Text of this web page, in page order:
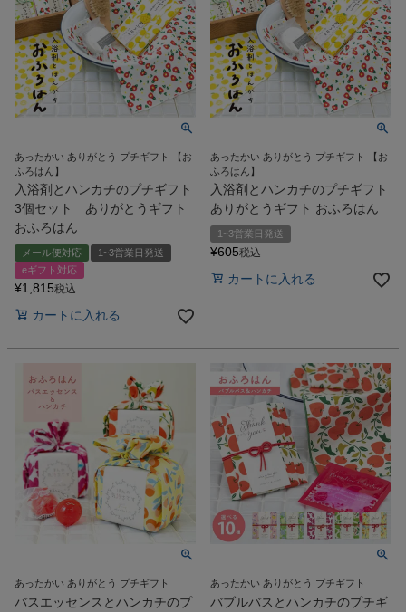
あったかい ありがとう プチギフト 【お
ふろはん】
入浴剤とハンカチのプチギフト
3個セット ありがとうギフト
おふろはん
メール便対応
1~3営業日発送
eギフト対応
¥1,815税込
カートに入れる
あったかい ありがとう プチギフト 【お
ふろはん】
入浴剤とハンカチのプチギフト
ありがとうギフト おふろはん
1~3営業日発送
¥605税込
カートに入れる
あったかい ありがとう プチギフト
バスエッセンスとハンカチのプ
あったかい ありがとう プチギフト
バブルバスとハンカチのプチギ